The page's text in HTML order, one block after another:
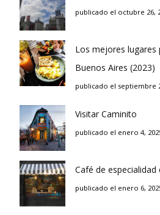
publicado el octubre 26,
Los mejores lugares
Buenos Aires (2023)
publicado el septiembre
Visitar Caminito
publicado el enero 4,
Café de
publicado el enero 6,